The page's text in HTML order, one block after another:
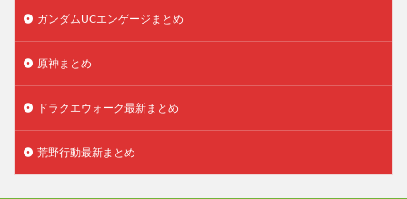
ガンダムUCエンゲージまとめ
原神まとめ
ドラクエウォーク最新まとめ
荒野行動最新まとめ